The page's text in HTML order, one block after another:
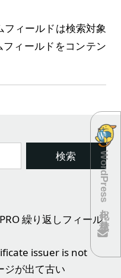
ィールドは検索対象
ィールドをコンテン
繰り返しフィール
issuer is not
が出て古い
WordPress化お見積り